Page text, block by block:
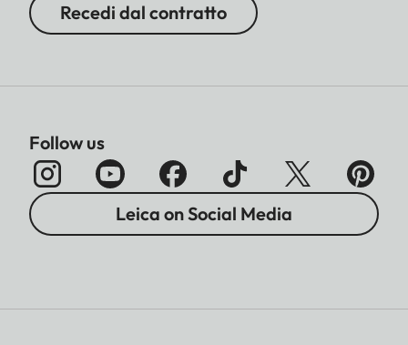
Recedi dal contratto
Follow us
Leica on Social Media